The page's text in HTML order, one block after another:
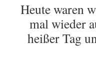
Heute waren
mal wieder
heißer Tag